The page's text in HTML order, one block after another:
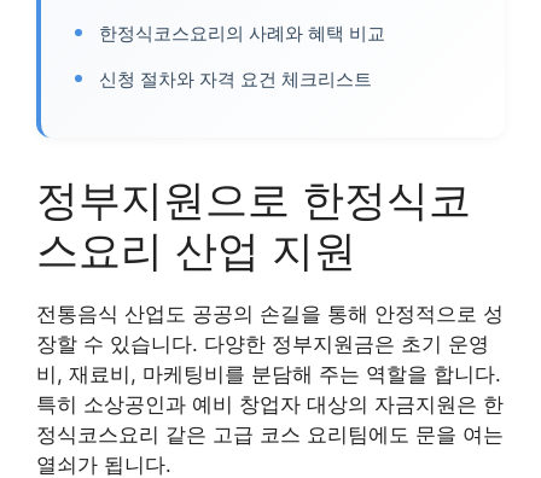
한정식코스요리의 사례와 혜택 비교
신청 절차와 자격 요건 체크리스트
정부지원으로 한정식코
스요리 산업 지원
전통음식 산업도 공공의 손길을 통해 안정적으로 성
장할 수 있습니다. 다양한 정부지원금은 초기 운영
비, 재료비, 마케팅비를 분담해 주는 역할을 합니다.
특히 소상공인과 예비 창업자 대상의 자금지원은 한
정식코스요리 같은 고급 코스 요리팀에도 문을 여는
열쇠가 됩니다.